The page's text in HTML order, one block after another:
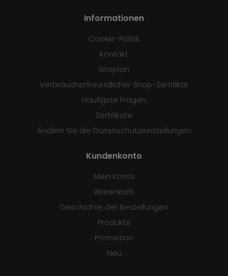
Informationen
Cookie-Politik
Kontakt
Siteplan
Verbraucherfreundlicher Shop-Zertifikat
Häufigste Fragen
Zertifikate
Ändern Sie die Datenschutzeinstellungen
Kundenkonto
Mein Konto
Warenkorb
Geschichte der Bestellungen
Produkte
Promotion
Neu